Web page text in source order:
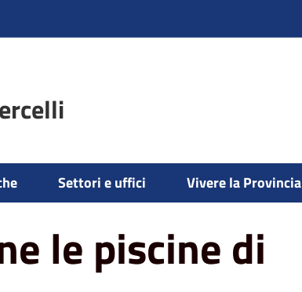
Settori e uffici Vivere la Provincia
di vercelli
le piscine di